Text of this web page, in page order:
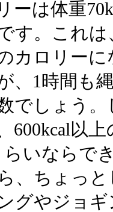
ーは体重
す。これ
カロリー
、1時間も
でしょう
600kcal以
らいならで
、ちょっ
グやジョ